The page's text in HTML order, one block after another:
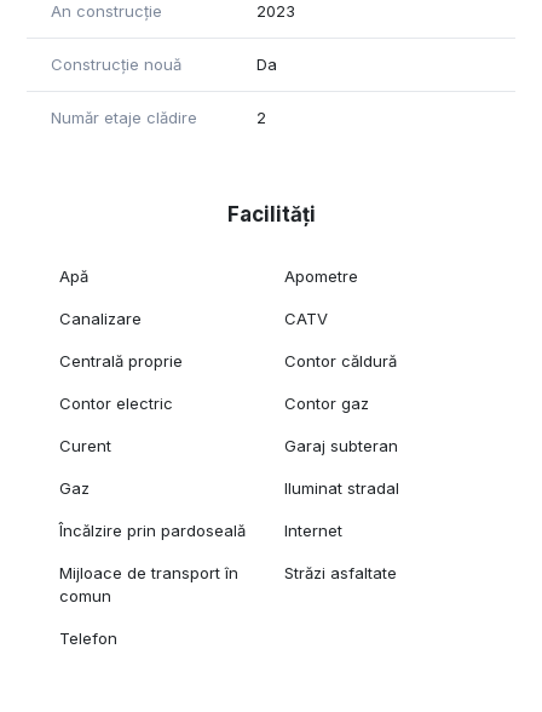
An construcție 2023
Construcție nouă Da
Număr etaje clădire 2
Facilități
Apă Apometre
Canalizare CATV
Centrală proprie Contor căldură
Contor electric Contor gaz
Curent Garaj subteran
Gaz Iluminat stradal
Încălzire prin pardoseală Internet
Mijloace de transport în
comun
Străzi asfaltate
Telefon